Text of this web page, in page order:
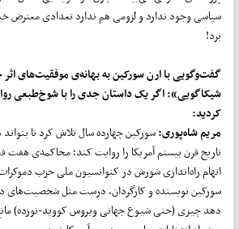
سیاسی وجود ندارد و لزومی هم ندارد تعدادی معترض
برد!
گفت‌وگویی با ارن سورکین به بهانه‌ی موفقیت‌های
شیکاگویی»: اگر یک داستان جدی را با شوخ‌طبعی
کردید:
مریم شاه‌پوری:سورکین چهارده سال تلاش کرد تا
تاریخ قرن بیستم آمریکا را روایت کند؛ محاکمه‌ی
سورکین نویسنده و کارگردان، درست مثل شخصیت‌های
دهد چیزی (حتی شیوع جهانی ویروس کووید-نوزده)